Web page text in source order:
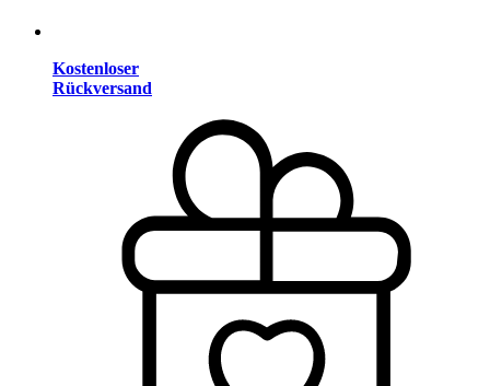
Kostenloser
Rückversand